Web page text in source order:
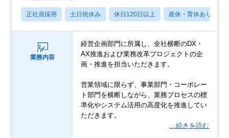
正社員採用 土日祝休み 休日120日以上 産休・育休あり
業務内容
経営企画部門に所属し、全社横断のDX・
AX推進および業務改革プロジェクトの企
画・推進を担当いただきます。
営業領域に限らず、事業部門・コーポレー
ト部門を横断しながら、業務プロセスの標
準化やシステム活用の高度化を推進してい
ただきます。
…続きを読む